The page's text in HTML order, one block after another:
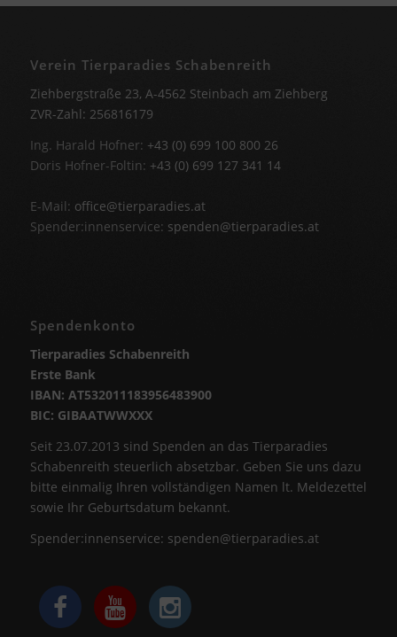
Verein Tierparadies Schabenreith
Ziehbergstraße 23, A-4562 Steinbach am Ziehberg
ZVR-Zahl: 256816179
Ing. Harald Hofner: +43 (0) 699 100 800 26
Doris Hofner-Foltin: +43 (0) 699 127 341 14
E-Mail: office@tierparadies.at
Spender:innenservice: spenden@tierparadies.at
Spendenkonto
Tierparadies Schabenreith
Erste Bank
IBAN: AT532011183956483900
BIC: GIBAATWWXXX
Seit 23.07.2013 sind Spenden an das Tierparadies
Schabenreith steuerlich absetzbar. Geben Sie uns dazu
bitte einmalig Ihren vollständigen Namen lt. Meldezettel
sowie Ihr Geburtsdatum bekannt.
Spender:innenservice: spenden@tierparadies.at